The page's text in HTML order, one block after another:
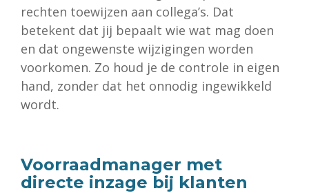
rechten toewijzen aan collega’s. Dat
betekent dat jij bepaalt wie wat mag doen
en dat ongewenste wijzigingen worden
voorkomen. Zo houd je de controle in eigen
hand, zonder dat het onnodig ingewikkeld
wordt.
Voorraadmanager met
directe inzage bij klanten